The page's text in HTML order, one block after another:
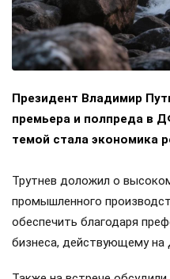
Президент Владимир
премьера и полпреда в
темой стала экономика
Трутнев доложил о
промышленного
обеспечить благодаря
бизнеса, действующему на